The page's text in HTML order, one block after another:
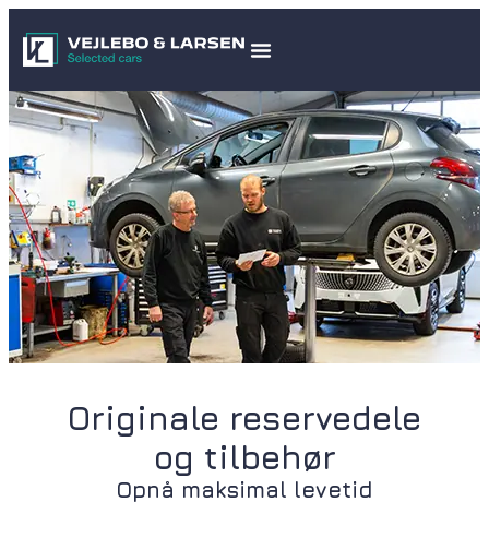
Originale reservedele
og tilbehør
Opnå maksimal levetid